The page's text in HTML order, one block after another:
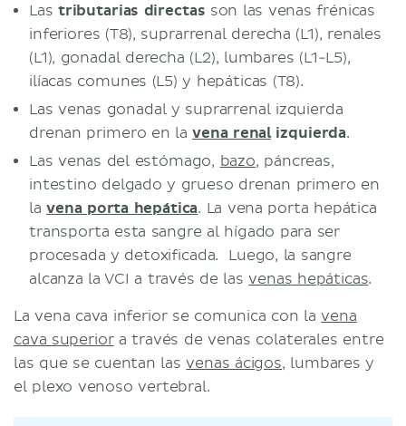
Las tributarias directas son las venas frénicas
inferiores (T8), suprarrenal derecha (L1), renales
(L1), gonadal derecha (L2), lumbares (L1-L5),
ilíacas comunes (L5) y hepáticas (T8).
Las venas gonadal y suprarrenal izquierda
drenan primero en lavena renalizquierda.
Las venas del estómago, bazo, páncreas,
intestino delgado y grueso drenan primero en
lavena porta hepática. La vena porta hepática
transporta esta sangre al hígado para ser
procesada y detoxificada. Luego, la sangre
alcanza la VCI a través de lasvenas hepáticas.
La vena cava inferior se comunica con lavena
cava superiora través de venas colaterales entre
las que se cuentan lasvenas ácigos, lumbares y
el plexo venoso vertebral.